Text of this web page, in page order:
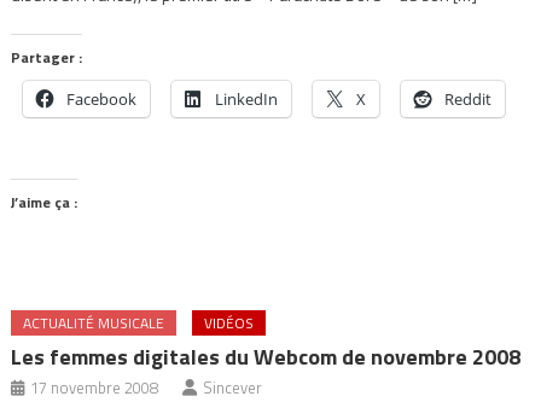
Partager :
Facebook LinkedIn X Reddit
J’aime ça :
ACTUALITÉ MUSICALE VIDÉOS
Les femmes digitales du Webcom de novembre 2008
17 novembre 2008 Sincever